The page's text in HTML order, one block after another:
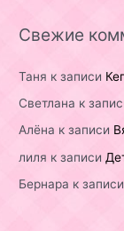
Свежие
Таня к записи
Светлана к
Алёна к записи
лиля к записи
Бернара к записи